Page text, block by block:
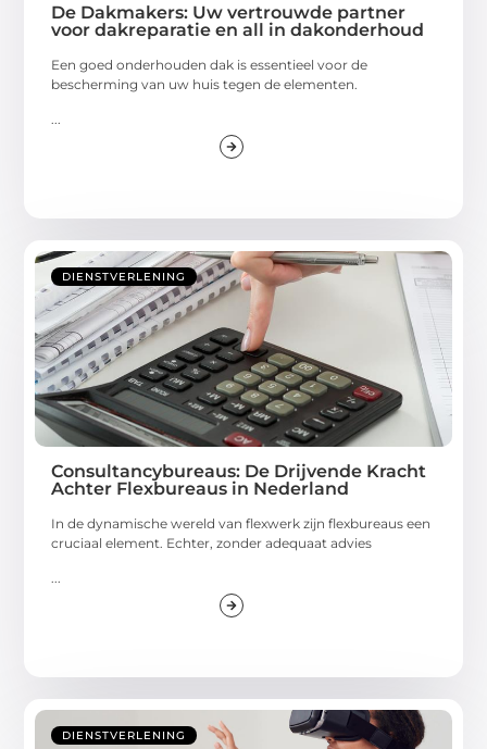
De Dakmakers: Uw vertrouwde partner
voor dakreparatie en all in dakonderhoud
Een goed onderhouden dak is essentieel voor de
bescherming van uw huis tegen de elementen.
...
DIENSTVERLENING
Consultancybureaus: De Drijvende Kracht
Achter Flexbureaus in Nederland
In de dynamische wereld van flexwerk zijn flexbureaus een
cruciaal element. Echter, zonder adequaat advies
...
DIENSTVERLENING